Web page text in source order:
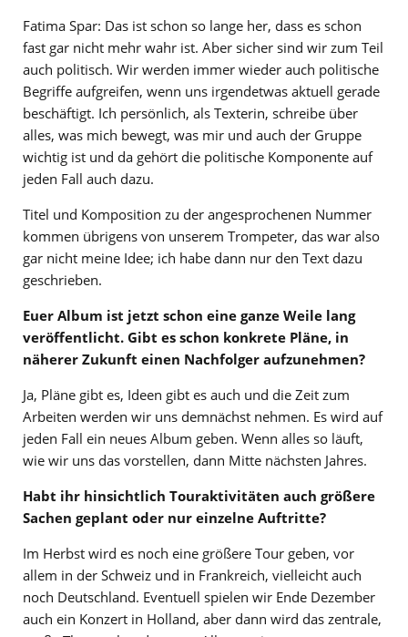
Fatima Spar: Das ist schon so lange her, dass es schon
fast gar nicht mehr wahr ist. Aber sicher sind wir zum Teil
auch politisch. Wir werden immer wieder auch politische
Begriffe aufgreifen, wenn uns irgendetwas aktuell gerade
beschäftigt. Ich persönlich, als Texterin, schreibe über
alles, was mich bewegt, was mir und auch der Gruppe
wichtig ist und da gehört die politische Komponente auf
jeden Fall auch dazu.
Titel und Komposition zu der angesprochenen Nummer
kommen übrigens von unserem Trompeter, das war also
gar nicht meine Idee; ich habe dann nur den Text dazu
geschrieben.
Euer Album ist jetzt schon eine ganze Weile lang
veröffentlicht. Gibt es schon konkrete Pläne, in
näherer Zukunft einen Nachfolger aufzunehmen?
Ja, Pläne gibt es, Ideen gibt es auch und die Zeit zum
Arbeiten werden wir uns demnächst nehmen. Es wird auf
jeden Fall ein neues Album geben. Wenn alles so läuft,
wie wir uns das vorstellen, dann Mitte nächsten Jahres.
Habt ihr hinsichtlich Touraktivitäten auch größere
Sachen geplant oder nur einzelne Auftritte?
Im Herbst wird es noch eine größere Tour geben, vor
allem in der Schweiz und in Frankreich, vielleicht auch
noch Deutschland. Eventuell spielen wir Ende Dezember
auch ein Konzert in Holland, aber dann wird das zentrale,